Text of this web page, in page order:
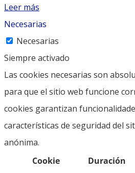
Leer más
Necesarias
Necesarias
Siempre activado
Las cookies necesarias son
para que el sitio web funcione
cookies garantizan
características de seguridad del
anónima.
Cookie
Duración